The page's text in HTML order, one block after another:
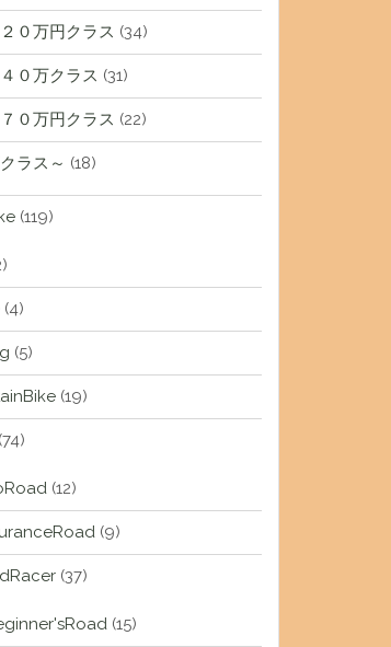
０万円クラス (34)
０万クラス (31)
０万円クラス (22)
ラス～ (18)
(119)
(4)
(5)
(19)
(74)
(12)
(9)
(37)
(15)